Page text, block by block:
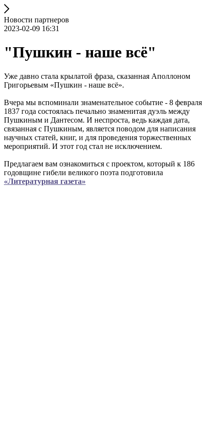
Новости партнеров
2023-02-09 16:31
"Пушкин - наше всё"
Уже давно стала крылатой фраза, сказанная Аполлоном
Григорьевым «Пушкин - наше всё».
Вчера мы вспоминали знаменательное событие - 8 февраля
1837 года состоялась печально знаменитая дуэль между
Пушкиным и Дантесом. И неспроста, ведь каждая дата,
связанная с Пушкиным, является поводом для написания
научных статей, книг, и для проведения торжественных
мероприятий. И этот год стал не исключением.
Предлагаем вам ознакомиться с проектом, который к 186
годовщине гибели великого поэта подготовила
«Литературная газета»